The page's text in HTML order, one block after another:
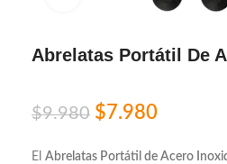
Abrelatas Portátil De
$9.980 $7.980
El Abrelatas Portátil de Acero